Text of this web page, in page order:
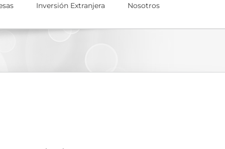
Inversión Extranjera Nosotros